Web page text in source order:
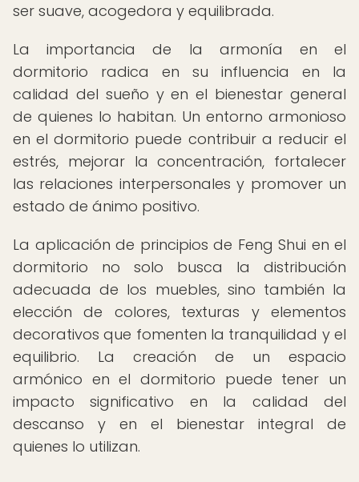
ser suave, acogedora y equilibrada.
La importancia de la armonía en el
dormitorio radica en su influencia en la
calidad del sueño y en el bienestar general
de quienes lo habitan. Un entorno armonioso
en el dormitorio puede contribuir a reducir el
estrés, mejorar la concentración, fortalecer
las relaciones interpersonales y promover un
estado de ánimo positivo.
La aplicación de principios de Feng Shui en el
dormitorio no solo busca la distribución
adecuada de los muebles, sino también la
elección de colores, texturas y elementos
decorativos que fomenten la tranquilidad y el
equilibrio. La creación de un espacio
armónico en el dormitorio puede tener un
impacto significativo en la calidad del
descanso y en el bienestar integral de
quienes lo utilizan.